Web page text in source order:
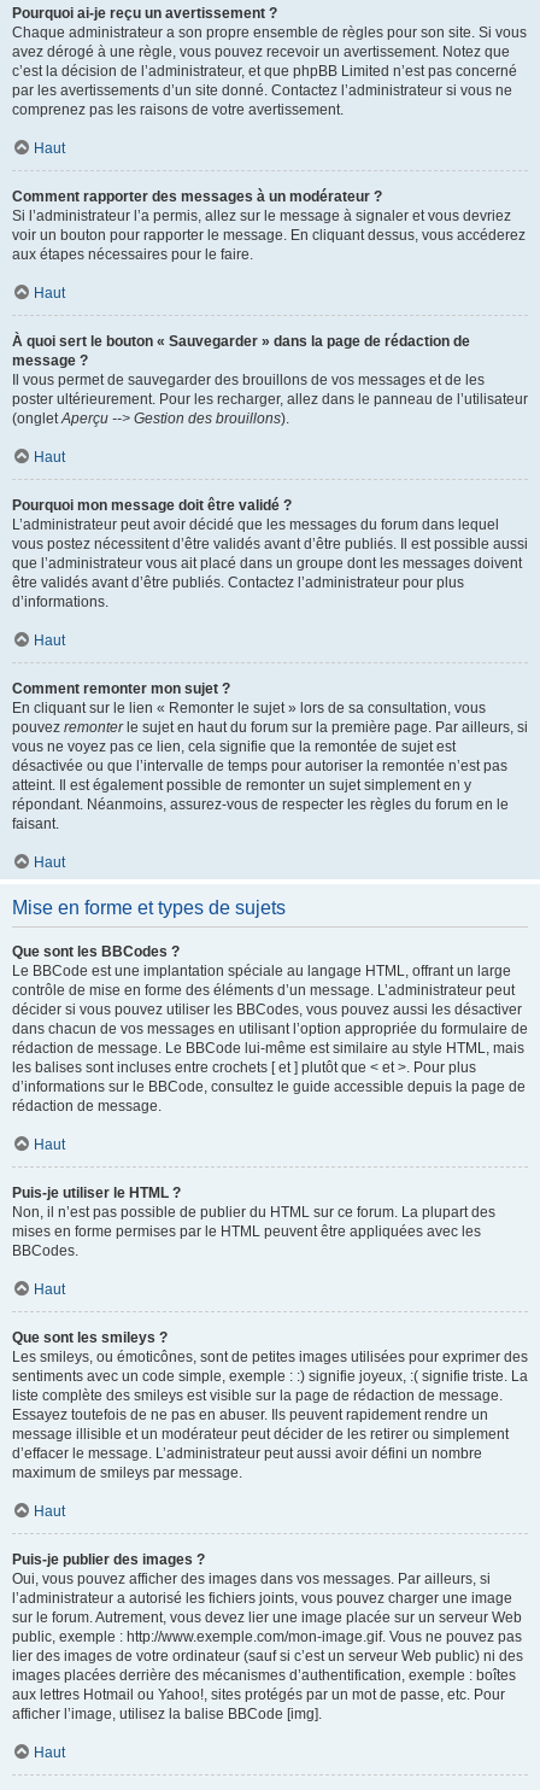
Pourquoi ai-je reçu un avertissement ?
Chaque administrateur a son propre ensemble de règles pour son site. Si vous
avez dérogé à une règle, vous pouvez recevoir un avertissement. Notez que
c’est la décision de l’administrateur, et que phpBB Limited n’est pas concerné
par les avertissements d’un site donné. Contactez l’administrateur si vous ne
comprenez pas les raisons de votre avertissement.
Haut
Comment rapporter des messages à un modérateur ?
Si l’administrateur l’a permis, allez sur le message à signaler et vous devriez
voir un bouton pour rapporter le message. En cliquant dessus, vous accéderez
aux étapes nécessaires pour le faire.
Haut
À quoi sert le bouton « Sauvegarder » dans la page de rédaction de
message ?
Il vous permet de sauvegarder des brouillons de vos messages et de les
poster ultérieurement. Pour les recharger, allez dans le panneau de l’utilisateur
(ongletAperçu --> Gestion des brouillons).
Haut
Pourquoi mon message doit être validé ?
L’administrateur peut avoir décidé que les messages du forum dans lequel
vous postez nécessitent d’être validés avant d’être publiés. Il est possible aussi
que l’administrateur vous ait placé dans un groupe dont les messages doivent
être validés avant d’être publiés. Contactez l’administrateur pour plus
d’informations.
Haut
Comment remonter mon sujet ?
En cliquant sur le lien « Remonter le sujet » lors de sa consultation, vous
pouvez remonterle sujet en haut du forum sur la première page. Par ailleurs, si
vous ne voyez pas ce lien, cela signifie que la remontée de sujet est
désactivée ou que l’intervalle de temps pour autoriser la remontée n’est pas
atteint. Il est également possible de remonter un sujet simplement en y
répondant. Néanmoins, assurez-vous de respecter les règles du forum en le
faisant.
Haut
Mise en forme et types de sujets
Que sont les BBCodes ?
Le BBCode est une implantation spéciale au langage HTML, offrant un large
contrôle de mise en forme des éléments d’un message. L’administrateur peut
décider si vous pouvez utiliser les BBCodes, vous pouvez aussi les désactiver
dans chacun de vos messages en utilisant l’option appropriée du formulaire de
rédaction de message. Le BBCode lui-même est similaire au style HTML, mais
les balises sont incluses entre crochets [ et ] plutôt que < et >. Pour plus
d’informations sur le BBCode, consultez le guide accessible depuis la page de
rédaction de message.
Haut
Puis-je utiliser le HTML ?
Non, il n’est pas possible de publier du HTML sur ce forum. La plupart des
mises en forme permises par le HTML peuvent être appliquées avec les
BBCodes.
Haut
Que sont les smileys ?
Les smileys, ou émoticônes, sont de petites images utilisées pour exprimer des
sentiments avec un code simple, exemple : :) signifie joyeux, :( signifie triste. La
liste complète des smileys est visible sur la page de rédaction de message.
Essayez toutefois de ne pas en abuser. Ils peuvent rapidement rendre un
message illisible et un modérateur peut décider de les retirer ou simplement
d’effacer le message. L’administrateur peut aussi avoir défini un nombre
maximum de smileys par message.
Haut
Puis-je publier des images ?
Oui, vous pouvez afficher des images dans vos messages. Par ailleurs, si
l’administrateur a autorisé les fichiers joints, vous pouvez charger une image
sur le forum. Autrement, vous devez lier une image placée sur un serveur Web
public, exemple : http://www.exemple.com/mon-image.gif. Vous ne pouvez pas
lier des images de votre ordinateur (sauf si c’est un serveur Web public) ni des
images placées derrière des mécanismes d’authentification, exemple : boîtes
aux lettres Hotmail ou Yahoo!, sites protégés par un mot de passe, etc. Pour
afficher l’image, utilisez la balise BBCode [img].
Haut